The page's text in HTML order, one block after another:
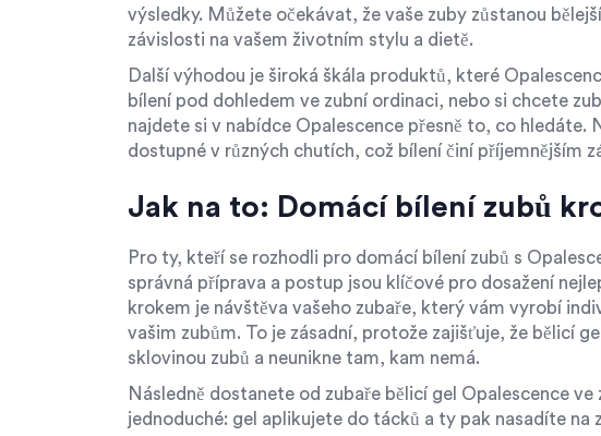
výsledky. Můžete očekávat, že vaše zuby zůstanou
závislosti na vašem životním stylu a dietě.
Další výhodou je široká škála produktů, které
bílení pod dohledem ve zubní ordinaci, nebo si chcete
najdete si v nabídce Opalescence přesně to, co hledáte.
dostupné v různých chutích, což bílení činí příjemnějším
Jak na to: Domácí bílení zubů
Pro ty, kteří se rozhodli pro domácí bílení zubů s
správná příprava a postup jsou klíčové pro dosažení
krokem je návštěva vašeho zubaře, který vám vyrobí
vašim zubům. To je zásadní, protože zajišťuje, že bělicí
sklovinou zubů a neunikne tam, kam nemá.
Následně dostanete od zubaře bělicí gel Opalescence
jednoduché: gel aplikujete do tácků a ty pak nasadíte na